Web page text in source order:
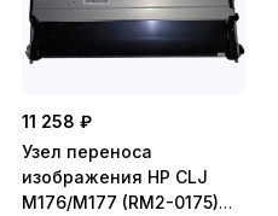
11 258 ₽
Узел переноса
изображения HP CLJ
M176/M177 (RM2-0175)